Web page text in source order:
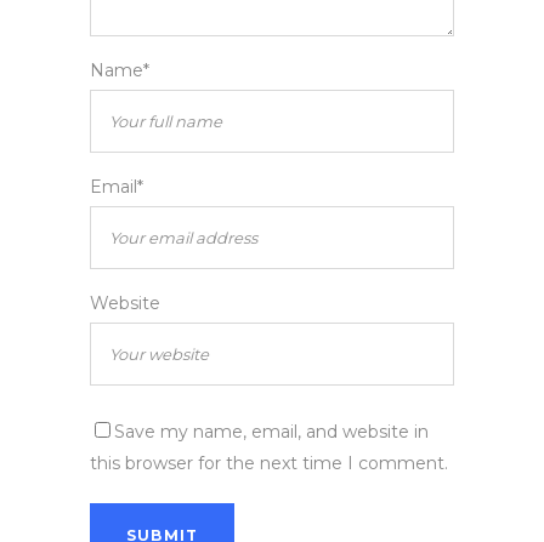
Name*
Email*
Website
Save my name, email, and website in
this browser for the next time I comment.